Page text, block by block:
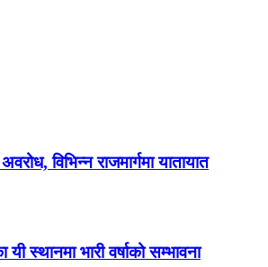
विभिन्न राजमार्गमा यातायात
स्थानमा भारी वर्षाको सम्भावना